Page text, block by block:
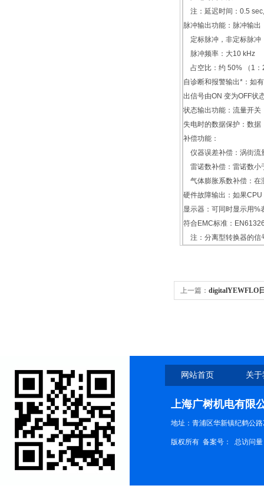
注：延迟时间：0.5
脉冲输出功能：脉冲输
定标脉冲，非定标脉冲
脉冲频率：大10 kHz
占空比：约 50% （1：
自诊断和报警输出*：如
出信号由ON 变为OFF状
状态输出功能：流量开关
失电时的数据保护：数
补偿功能：
仪器误差补偿：涡街流
雷诺数补偿：雷诺数小
气体膨胀系数补偿：在
硬件故障输出：如果
显示器：可同时显示用%
符合EMC标准：
注：分离型转换器的信
上一篇： digitalYEWFLO
网站首页 关
上海广树机电有限
地址：青浦区华新镇纪鹤公路
版权所有 备案号： 总访问